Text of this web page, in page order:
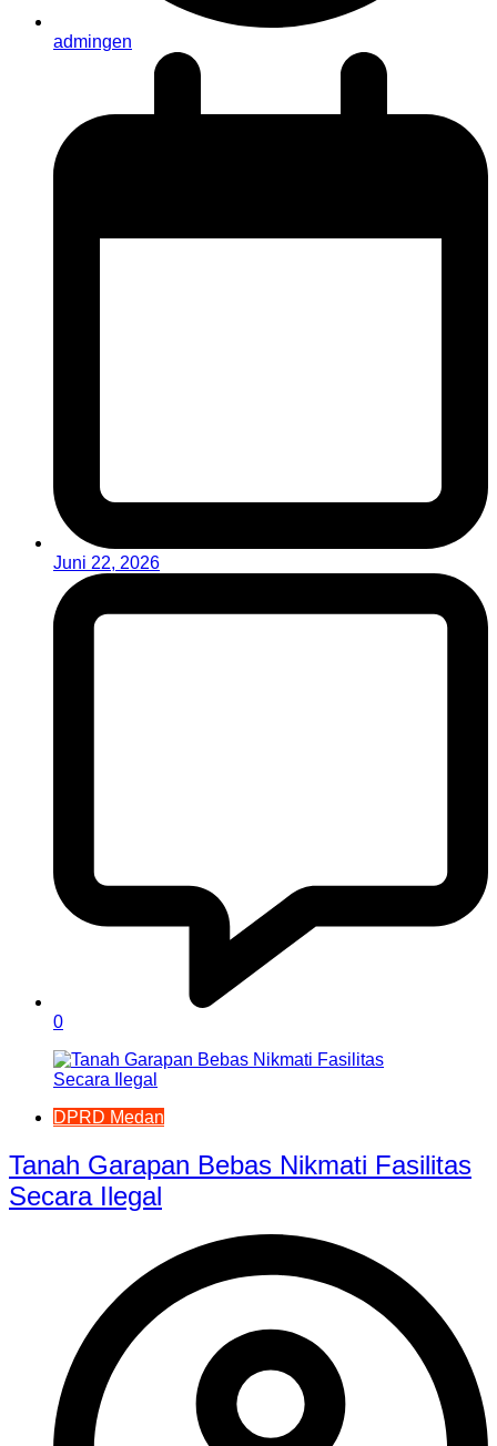
admingen
Juni 22, 2026
0
DPRD Medan
Tanah Garapan Bebas Nikmati Fasilitas
Secara Ilegal